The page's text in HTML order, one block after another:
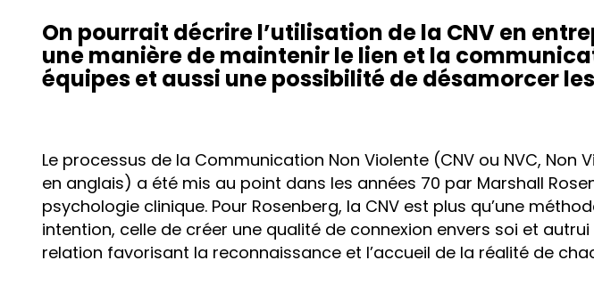
On pourrait décrire l’utilisation de la CNV en
une manière de maintenir le lien et la
équipes et aussi une possibilité de désamorcer
Le processus de la Communication Non Violente (CNV ou NVC, Non
en anglais) a été mis au point dans les années 70 par Marshall
psychologie clinique. Pour Rosenberg, la CNV est plus qu’une
intention, celle de créer une qualité de connexion envers soi et
relation favorisant la reconnaissance et l’accueil de la réalité de